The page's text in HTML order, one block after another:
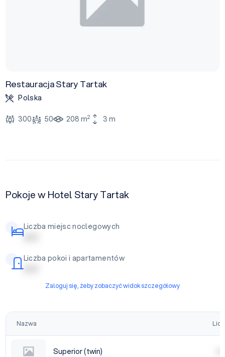
Restauracja Stary Tartak
Polska
300 50 208 m2 3 m
Pokoje w Hotel Stary Tartak
Liczba miejsc noclegowych
| | | | |
Liczba pokoi i apartamentów
| | | | |
Zaloguj się, żeby zobaczyć widok szczegółowy
Nazwa
Superior (twin)